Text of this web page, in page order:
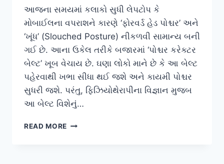
આજના સમયમાં કલાકો સુધી લેપટોપ કે
મોબાઈલના વપરાશને કારણે ‘ફોરવર્ડ હેડ પોશ્ચર’ અને
‘ખૂંધ’ (Slouched Posture) નીકળવી સામાન્ય બની
ગઈ છે. આના ઉકેલ તરીકે બજારમાં ‘પોશ્ચર કરેક્ટર
બેલ્ટ’ ખૂબ વેચાય છે. ઘણા લોકો માને છે કે આ બેલ્ટ
પહેરવાથી ખભા સીધા થઈ જશે અને કાયમી પોશ્ચર
સુધરી જશે. પરંતુ, ફિઝિયોથેરાપીના વિજ્ઞાન મુજબ
આ બેલ્ટ વિશેનું…
READ MORE પોશ્ચર